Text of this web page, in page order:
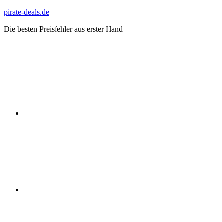
Zum
springen
pirate-deals.de
Die besten Preisfehler aus erster Hand